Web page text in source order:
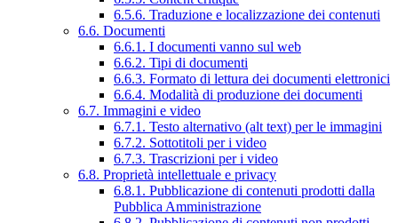
6.5.6. Traduzione e localizzazione dei contenuti
6.6. Documenti
6.6.1. I documenti vanno sul web
6.6.2. Tipi di documenti
6.6.3. Formato di lettura dei documenti elettronici
6.6.4. Modalità di produzione dei documenti
6.7. Immagini e video
6.7.1. Testo alternativo (alt text) per le immagini
6.7.2. Sottotitoli per i video
6.7.3. Trascrizioni per i video
6.8. Proprietà intellettuale e privacy
6.8.1. Pubblicazione di contenuti prodotti dalla
Pubblica Amministrazione